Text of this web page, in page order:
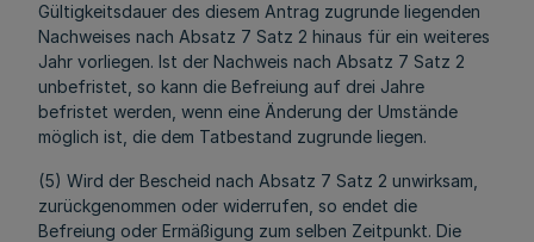
Gültigkeitsdauer des diesem Antrag zugrunde liegenden
Nachweises nach Absatz 7 Satz 2 hinaus für ein weiteres
Jahr vorliegen. Ist der Nachweis nach Absatz 7 Satz 2
unbefristet, so kann die Befreiung auf drei Jahre
befristet werden, wenn eine Änderung der Umstände
möglich ist, die dem Tatbestand zugrunde liegen.
(5) Wird der Bescheid nach Absatz 7 Satz 2 unwirksam,
zurückgenommen oder widerrufen, so endet die
Befreiung oder Ermäßigung zum selben Zeitpunkt. Die